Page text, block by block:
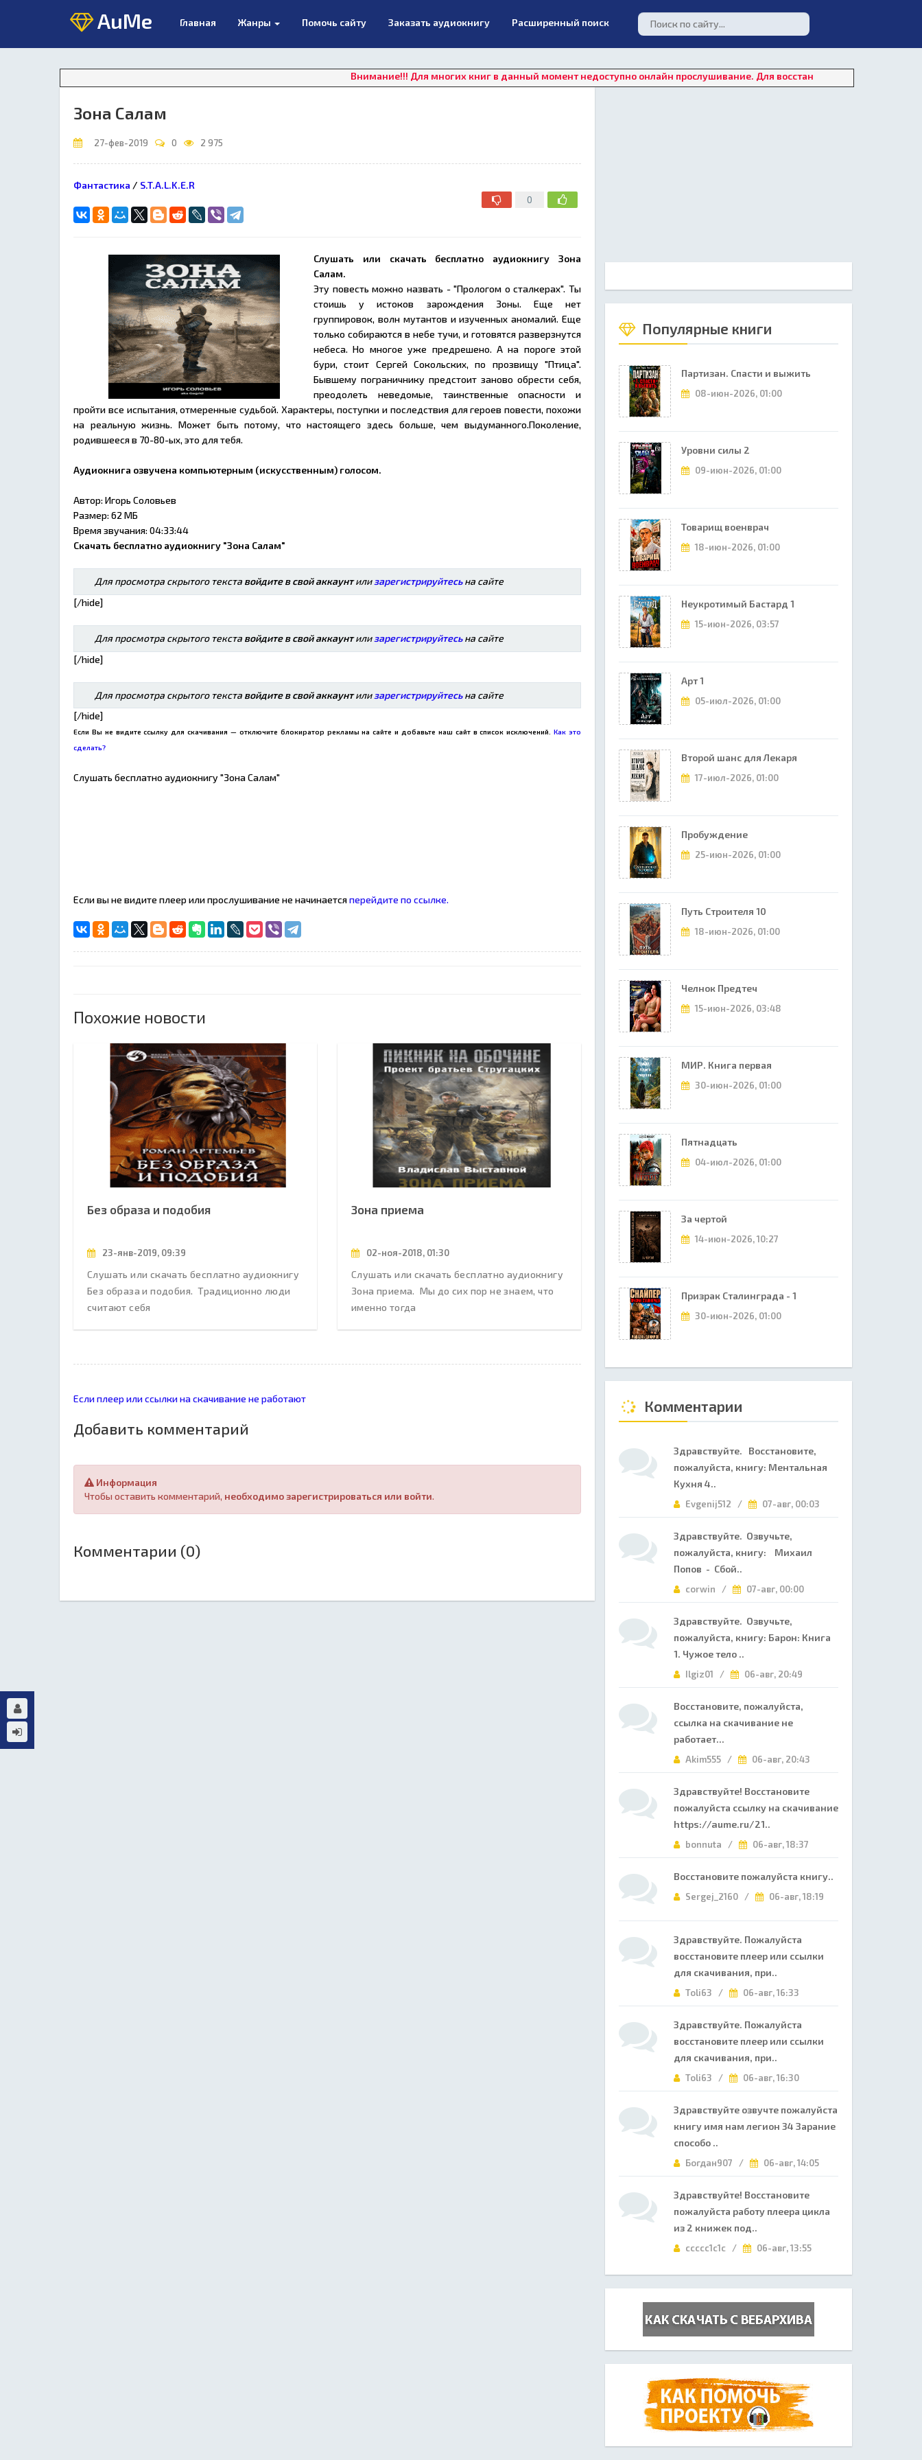
AuMe Главная Жанры Помочь сайту Заказать аудиокнигу Расширенный поиск
Внимание!!! Для многих книг в данный момент недоступно онлайн прослушивание. Для восстановления работы плеера
Зона Салам
27-фев-2019 0 2 975
0
Фантастика / S.T.A.L.K.E.R
Слушать или скачать бесплатно аудиокнигу Зона
Салам.
Эту повесть можно назвать - "Прологом о сталкерах". Ты
стоишь у истоков зарождения Зоны. Еще нет
группировок, волн мутантов и изученных аномалий. Еще
только собираются в небе тучи, и готовятся разверзнутся
небеса. Но многое уже предрешено. А на пороге этой
бури, стоит Сергей Сокольских, по прозвищу "Птица".
Бывшему пограничнику предстоит заново обрести себя,
преодолеть неведомые, таинственные опасности и
пройти все испытания, отмеренные судьбой. Характеры, поступки и последствия для героев повести, похожи
на реальную жизнь. Может быть потому, что настоящего здесь больше, чем выдуманного.Поколение,
родившееся в 70-80-ых, это для тебя.
Аудиокнига озвучена компьютерным (искусственным) голосом.
Автор: Игорь Соловьев
Размер: 62 МБ
Время звучания: 04:33:44
Скачать бесплатно аудиокнигу "Зона Салам"
Для просмотра скрытого текста войдите в свой аккаунтилизарегистрируйтесьна сайте
[/hide]
Для просмотра скрытого текста войдите в свой аккаунтилизарегистрируйтесьна сайте
[/hide]
Для просмотра скрытого текста войдите в свой аккаунтилизарегистрируйтесьна сайте
[/hide]
Если Вы не видите ссылку для скачивания — отключите блокиратор рекламы на сайте и добавьте наш сайт в список исключений.Как это
сделать?
Слушать бесплатно аудиокнигу "Зона Салам"
Если вы не видите плеер или прослушивание не начинаетсяперейдите по ссылке.
Похожие новости
Без образа и подобия
23-янв-2019, 09:39
Слушать или скачать бесплатно аудиокнигу
Без образа и подобия. Традиционно люди
считают себя
Зона приема
02-ноя-2018, 01:30
Слушать или скачать бесплатно аудиокнигу
Зона приема. Мы до сих пор не знаем, что
именно тогда
Если плеер или ссылки на скачивание не работают
Добавить комментарий
Информация
Чтобы оставить комментарий, необходимо зарегистрироваться или войти.
Комментарии (0)
Популярные книги
Партизан. Спасти и выжить
08-июн-2026, 01:00
Уровни силы 2
09-июн-2026, 01:00
Товарищ военврач
18-июн-2026, 01:00
Неукротимый Бастард 1
15-июн-2026, 03:57
Арт 1
05-июл-2026, 01:00
Второй шанс для Лекаря
17-июл-2026, 01:00
Пробуждение
25-июн-2026, 01:00
Путь Строителя 10
18-июн-2026, 01:00
Челнок Предтеч
15-июн-2026, 03:48
МИР. Книга первая
30-июн-2026, 01:00
Пятнадцать
04-июл-2026, 01:00
За чертой
14-июн-2026, 10:27
Призрак Сталинграда - 1
30-июн-2026, 01:00
Комментарии
Здравствуйте. Восстановите,
пожалуйста, книгу: Ментальная
Кухня 4..
Evgenij512 / 07-авг, 00:03
Здравствуйте. Озвучьте,
пожалуйста, книгу: Михаил
Попов - Сбой..
corwin / 07-авг, 00:00
Здравствуйте. Озвучьте,
пожалуйста, книгу: Барон: Книга
1. Чужое тело ..
Ilgiz01 / 06-авг, 20:49
Восстановите, пожалуйста,
ссылка на скачивание не
работает...
Akim555 / 06-авг, 20:43
Здравствуйте! Восстановите
пожалуйста ссылку на скачивание
https://aume.ru/21..
bonnuta / 06-авг, 18:37
Восстановите пожалуйста книгу..
Sergej_2160 / 06-авг, 18:19
Здравствуйте. Пожалуйста
восстановите плеер или ссылки
для скачивания, при..
Toli63 / 06-авг, 16:33
Здравствуйте. Пожалуйста
восстановите плеер или ссылки
для скачивания, при..
Toli63 / 06-авг, 16:30
Здравствуйте озвучте пожалуйста
книгу имя нам легион 34 Зарание
способо ..
Богдан907 / 06-авг, 14:05
Здравствуйте! Восстановите
пожалуйста работу плеера цикла
из 2 книжек под..
ccccc1c1c / 06-авг, 13:55